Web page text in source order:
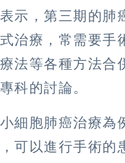
示，第三期的肺
治療，常需要手
法等各種方法合
科的討論。
細胞肺癌治療為
可以進行手術的